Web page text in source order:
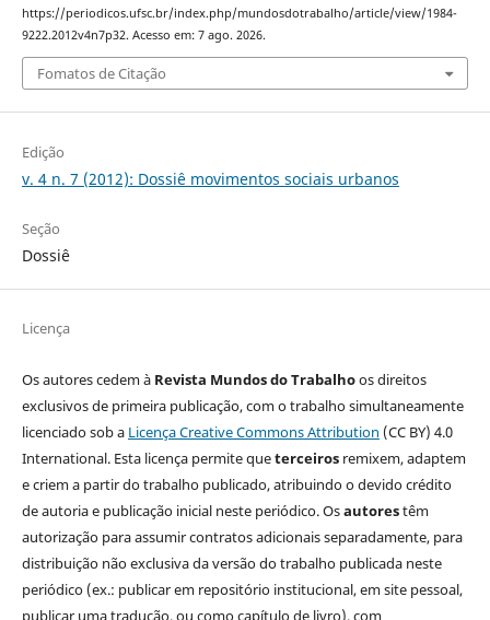
https://periodicos.ufsc.br/index.php/mundosdotrabalho/article/view/1984-
9222.2012v4n7p32. Acesso em: 7 ago. 2026.
Fomatos de Citação
Edição
v. 4 n. 7 (2012): Dossiê movimentos sociais urbanos
Seção
Dossiê
Licença
Os autores cedem à Revista Mundos do Trabalhoos direitos
exclusivos de primeira publicação, com o trabalho simultaneamente
licenciado sob a Licença Creative Commons Attribution (CC BY) 4.0
International. Esta licença permite queterceirosremixem, adaptem
e criem a partir do trabalho publicado, atribuindo o devido crédito
de autoria e publicação inicial neste periódico. Osautorestêm
autorização para assumir contratos adicionais separadamente, para
distribuição não exclusiva da versão do trabalho publicada neste
periódico (ex.: publicar em repositório institucional, em site pessoal,
publicar uma tradução, ou como capítulo de livro), com